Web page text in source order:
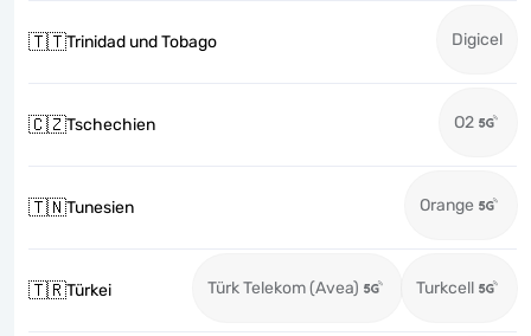
🇹🇹Trinidad und Tobago Digicel
🇨🇿Tschechien O2
🇹🇳Tunesien Orange
🇹🇷Türkei Türk Telekom (Avea) Turkcell